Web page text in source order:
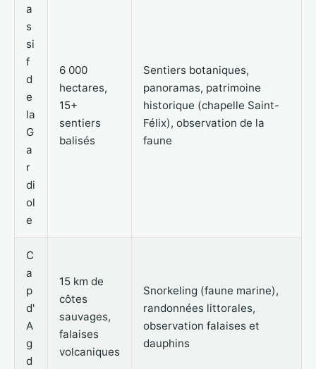
a
s
si
f
d
e
la
G
a
r
di
ol
e
6 000
hectares,
15+
sentiers
balisés
Sentiers botaniques,
panoramas, patrimoine
historique (chapelle Saint-
Félix), observation de la
faune
C
a
p
d'
A
g
d
15 km de
côtes
sauvages,
falaises
volcaniques
Snorkeling (faune marine),
randonnées littorales,
observation falaises et
dauphins